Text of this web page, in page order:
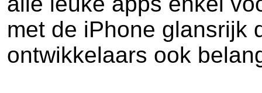
met de iPhone glansrijk
ontwikkelaars ook